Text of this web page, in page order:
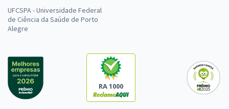
UFCSPA - Universidade Federal
de Ciência da Saúde de Porto
Alegre
RA 1000